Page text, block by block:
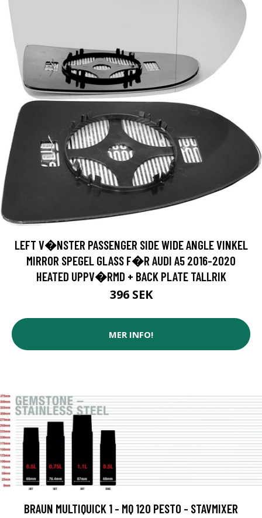
LEFT V�NSTER PASSENGER SIDE WIDE ANGLE VINKEL
MIRROR SPEGEL GLASS F�R AUDI A5 2016-2020
HEATED UPPV�RMD + BACK PLATE TALLRIK
396 SEK
MER INFO!
BRAUN MULTIQUICK 1 - MQ 120 PESTO - STAVMIXER